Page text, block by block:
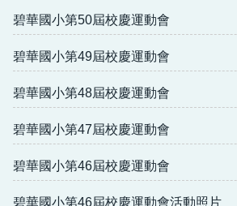
碧華國小第50屆校慶運動會
碧華國小第49屆校慶運動會
碧華國小第48屆校慶運動會
碧華國小第47屆校慶運動會
碧華國小第46屆校慶運動會
碧華國小第46屆校慶運動會活動照片